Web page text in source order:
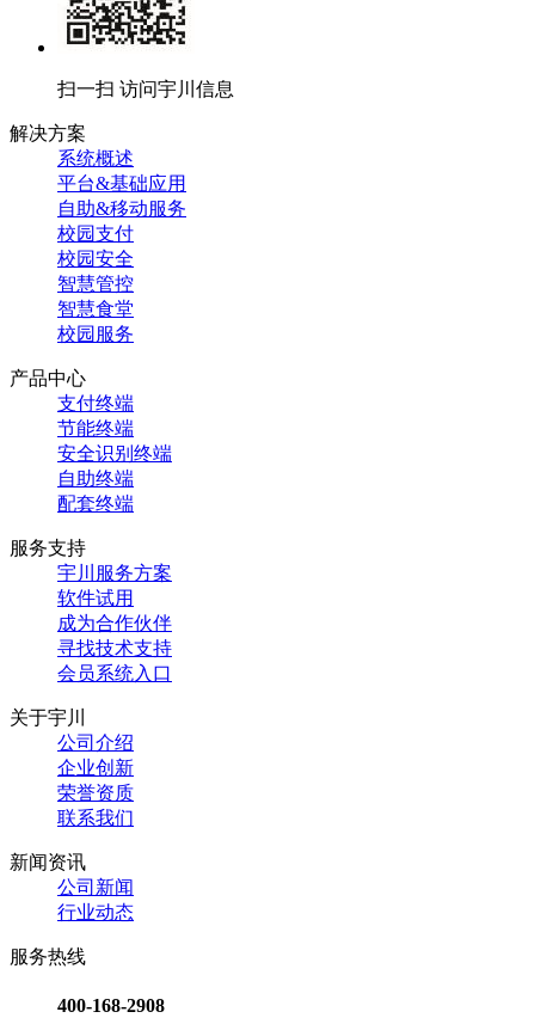
扫一扫 访问宇川信息
解决方案
系统概述
平台&基础应用
自助&移动服务
校园支付
校园安全
智慧管控
智慧食堂
校园服务
产品中心
支付终端
节能终端
安全识别终端
自助终端
配套终端
服务支持
宇川服务方案
软件试用
成为合作伙伴
寻找技术支持
会员系统入口
关于宇川
公司介绍
企业创新
荣誉资质
联系我们
新闻资讯
公司新闻
行业动态
服务热线
400-168-2908